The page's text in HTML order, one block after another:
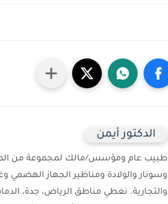
الدكتور أيمن
طبيب عام ومؤسس/مالك لمجموعة من
وسونار والولادة ومناظير الجهاز الهضمي
والتجارية. نغطي مناطق الرياض، جدة،